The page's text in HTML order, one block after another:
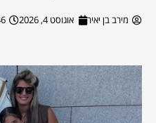
מירב בן יאיר אוגוסט 4, 2026